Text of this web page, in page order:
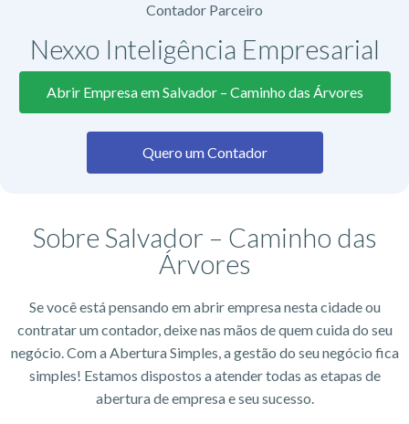
Contador Parceiro
Nexxo Inteligência Empresarial
Abrir Empresa em Salvador – Caminho das Árvores
Quero um Contador
Sobre Salvador – Caminho das
Árvores
Se você está pensando em abrir empresa nesta cidade ou
contratar um contador, deixe nas mãos de quem cuida do seu
negócio. Com a Abertura Simples, a gestão do seu negócio fica
simples! Estamos dispostos a atender todas as etapas de
abertura de empresa e seu sucesso.